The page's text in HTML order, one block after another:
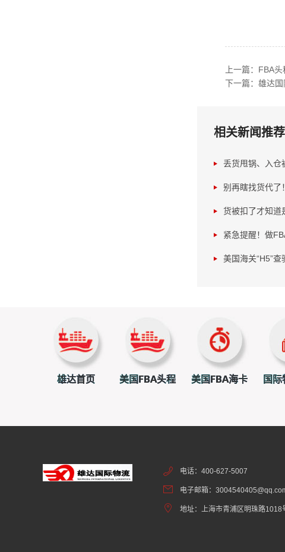
上一篇：FBA
下一篇：雄达
相关新闻推荐
丢货甩锅、入仓
别再瞎找货代了
货被扣了才知道
紧急提醒！做
美国海关“H5”
雄达首页 美国FBA头程 美国FBA海卡 国际
电话：400-627-5007
电子邮箱：
地址：上海市青浦区明珠路1018